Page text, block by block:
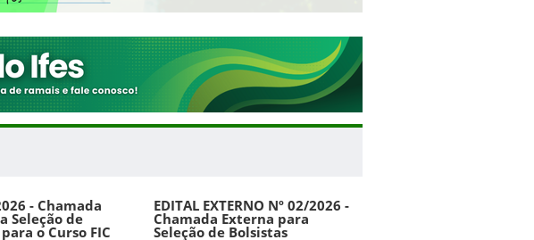
- Chamada
Seleção de
o Curso FIC
EDITAL EXTERNO Nº 02/2026 -
Chamada Externa para
Seleção de Bolsistas